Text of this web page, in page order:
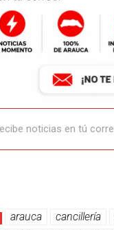
arauca cancillería